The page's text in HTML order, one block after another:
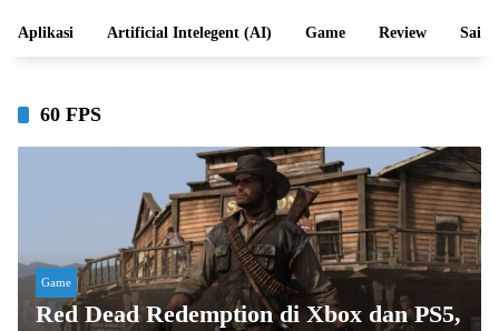
Aplikasi Artificial Intelegent (AI) Game Review Sains
60 FPS
Game
Red Dead Redemption di Xbox dan PS5,